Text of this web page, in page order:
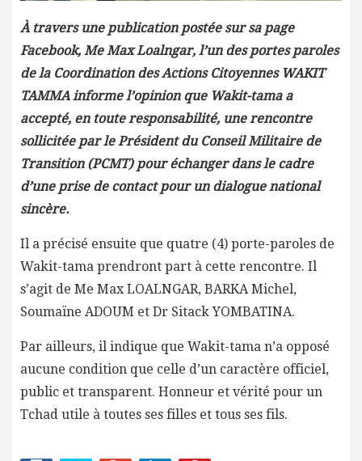
À travers une publication postée sur sa page
Facebook, Me Max Loalngar, l’un des portes paroles
de la Coordination des Actions Citoyennes WAKIT
TAMMA informe l’opinion que Wakit-tama a
accepté, en toute responsabilité, une rencontre
sollicitée par le Président du Conseil Militaire de
Transition (PCMT) pour échanger dans le cadre
d’une prise de contact pour un dialogue national
sincère.
Il a précisé ensuite que quatre (4) porte-paroles de
Wakit-tama prendront part à cette rencontre. Il
s’agit de Me Max LOALNGAR, BARKA Michel,
Soumaïne ADOUM et Dr Sitack YOMBATINA.
Par ailleurs, il indique que Wakit-tama n’a opposé
aucune condition que celle d’un caractère officiel,
public et transparent. Honneur et vérité pour un
Tchad utile à toutes ses filles et tous ses fils.